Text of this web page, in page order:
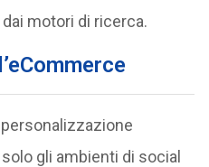
motori di ricerca.
personalizzazione
gli ambienti di social